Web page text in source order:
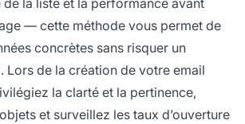
la liste et la performance avant
— cette méthode vous permet de
concrètes sans risquer un
Lors de la création de votre email
la clarté et la pertinence,
et surveillez les taux d’ouverture